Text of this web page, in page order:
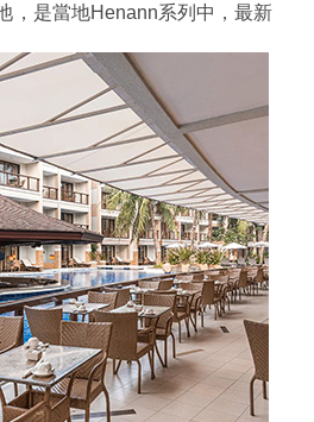
，是當地Henann系列中，最新